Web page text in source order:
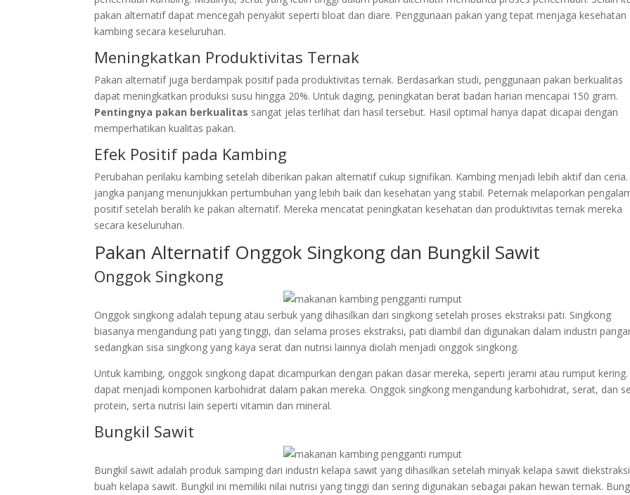
pakan alternatif dapat mencegah penyakit seperti bloat dan diare. Penggunaan pakan yang tepat menjaga kesehatan
kambing secara keseluruhan.
Meningkatkan Produktivitas Ternak
Pakan alternatif juga berdampak positif pada produktivitas ternak. Berdasarkan studi, penggunaan pakan berkualitas
dapat meningkatkan produksi susu hingga 20%. Untuk daging, peningkatan berat badan harian mencapai 150 gram.
Pentingnya pakan berkualitas sangat jelas terlihat dari hasil tersebut. Hasil optimal hanya dapat dicapai dengan
memperhatikan kualitas pakan.
Efek Positif pada Kambing
Perubahan perilaku kambing setelah diberikan pakan alternatif cukup signifikan. Kambing menjadi lebih aktif dan ceria.
jangka panjang menunjukkan pertumbuhan yang lebih baik dan kesehatan yang stabil. Peternak melaporkan
positif setelah beralih ke pakan alternatif. Mereka mencatat peningkatan kesehatan dan produktivitas ternak mereka
secara keseluruhan.
Pakan Alternatif Onggok Singkong dan Bungkil Sawit
Onggok Singkong
Onggok singkong adalah tepung atau serbuk yang dihasilkan dari singkong setelah proses ekstraksi pati. Singkong
biasanya mengandung pati yang tinggi, dan selama proses ekstraksi, pati diambil dan digunakan dalam industri
sedangkan sisa singkong yang kaya serat dan nutrisi lainnya diolah menjadi onggok singkong.
Untuk kambing, onggok singkong dapat dicampurkan dengan pakan dasar mereka, seperti jerami atau rumput kering.
dapat menjadi komponen karbohidrat dalam pakan mereka. Onggok singkong mengandung karbohidrat, serat, dan
protein, serta nutrisi lain seperti vitamin dan mineral.
Bungkil Sawit
Bungkil sawit adalah produk samping dari industri kelapa sawit yang dihasilkan setelah minyak kelapa sawit
buah kelapa sawit. Bungkil ini memiliki nilai nutrisi yang tinggi dan sering digunakan sebagai pakan hewan ternak.